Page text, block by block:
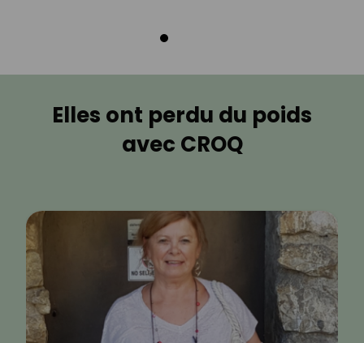
Elles ont perdu du poids
avec CROQ